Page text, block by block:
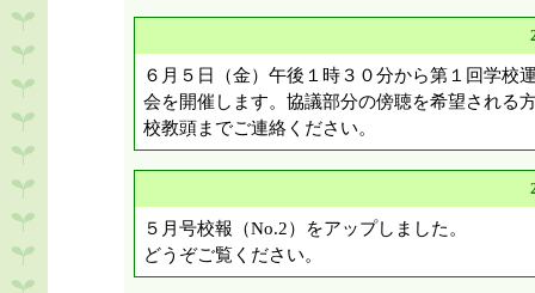
【保護者のページ/６年生の部屋 】
６月５日（金）午後１時３０分から第１回学校
会を開催します。協議部分の傍聴を希望される
校教頭までご連絡ください。
５月号校報（No.2）をアップしました。
どうぞご覧ください。